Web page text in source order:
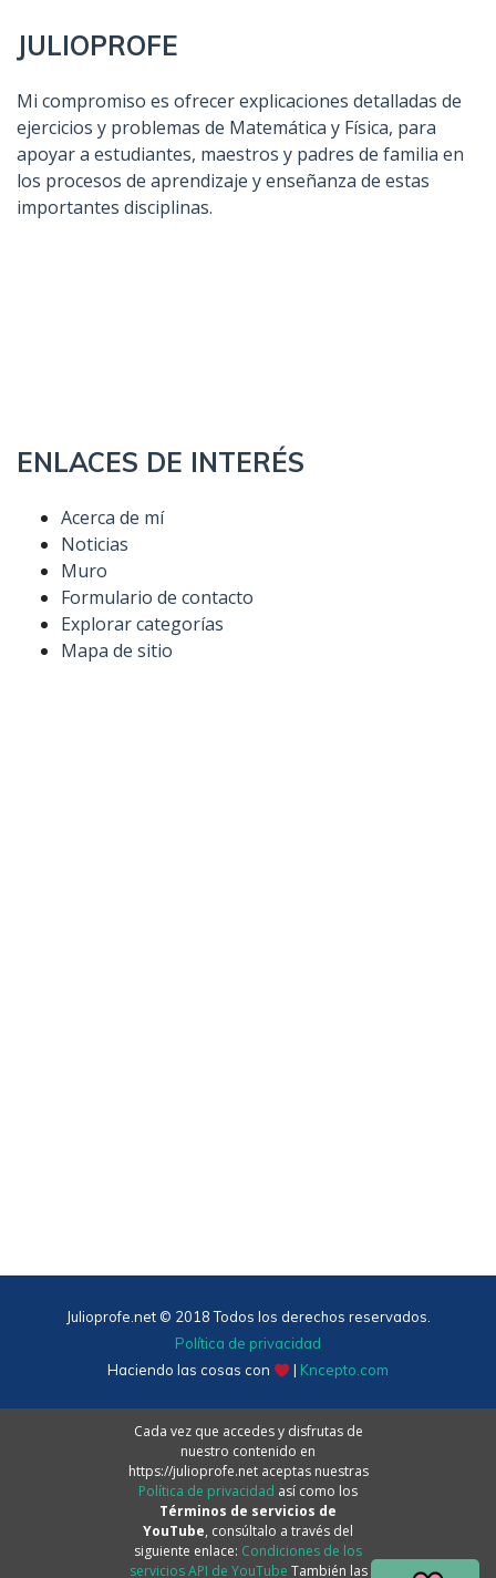
JULIOPROFE
Mi compromiso es ofrecer explicaciones detalladas de
ejercicios y problemas de Matemática y Física, para
apoyar a estudiantes, maestros y padres de familia en
los procesos de aprendizaje y enseñanza de estas
importantes disciplinas.
ENLACES DE INTERÉS
Acerca de mí
Noticias
Muro
Formulario de contacto
Explorar categorías
Mapa de sitio
Julioprofe.net © 2018 Todos los derechos reservados.
Política de privacidad
Haciendo las cosas con
| Kncepto.com
Cada vez que accedes y disfrutas de
nuestro contenido en
https://julioprofe.net aceptas nuestras
Política de privacidad así como los
Términos de servicios de
YouTube, consúltalo a través del
siguiente enlace: Condiciones de los
servicios API de YouTube También las